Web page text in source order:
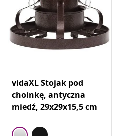
vidaXL Stojak pod
choinkę, antyczna
miedź, 29x29x15,5 cm